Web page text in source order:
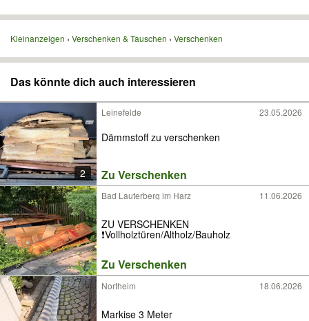
Kleinanzeigen Verschenken & Tauschen Verschenken
Das könnte dich auch interessieren
2
Leinefelde 23.05.2026
Dämmstoff zu verschenken
Zu Verschenken
Bad Lauterberg im Harz 11.06.2026
ZU VERSCHENKEN
❗️Vollholztüren/Altholz/Bauholz
Zu Verschenken
Northeim 18.06.2026
Markise 3 Meter